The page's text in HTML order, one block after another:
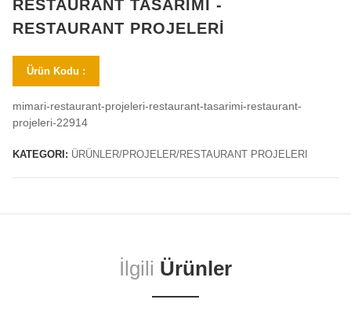
RESTAURANT TASARIMI -
RESTAURANT PROJELERİ
Ürün Kodu :
mimari-restaurant-projeleri-restaurant-tasarimi-restaurant-
projeleri-22914
KATEGORI: ÜRÜNLER/PROJELER/RESTAURANT PROJELERI
İlgili Ürünler